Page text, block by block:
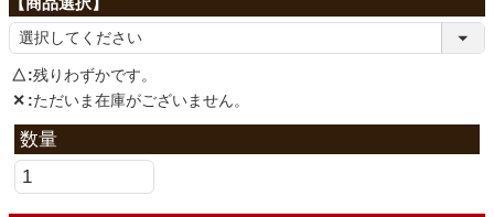
寝具
カーテン
△ 残りわずかです。
✕ ただいま在庫がございません。